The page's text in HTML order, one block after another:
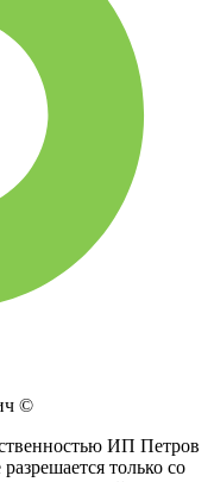
©
ИП Петров
только со